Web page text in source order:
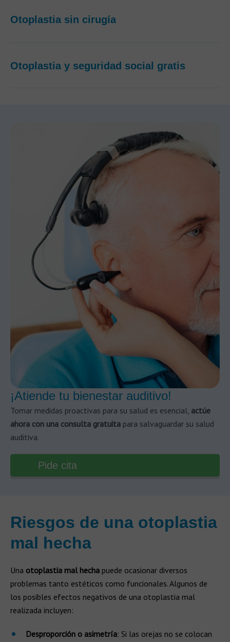
Otoplastia sin cirugía
Otoplastia y seguridad social gratis
¡Atiende tu bienestar auditivo!
Tomar medidas proactivas para su salud es esencial, actúe
ahora con una consulta gratuita para salvaguardar su salud
auditiva.
Pide cita
Riesgos de una otoplastia
mal hecha
Una otoplastia mal hecha puede ocasionar diversos
problemas tanto estéticos como funcionales. Algunos de
los posibles efectos negativos de una otoplastia mal
realizada incluyen:
Desproporción o asimetría: Si las orejas no se colocan